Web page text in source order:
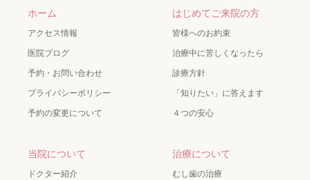
ホーム
アクセス情報
医院ブログ
予約・お問い合わせ
プライバシーポリシー
予約の変更について
はじめてご来院の方
皆様へのお約束
治療中に苦しくなったら
診療方針
「知りたい」に答えます
４つの安心
当院について
ドクター紹介
治療について
むし歯の治療